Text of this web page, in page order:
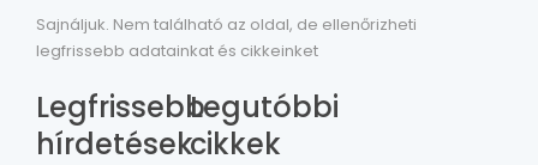
Sajnáljuk. Nem található az oldal, de ellenőrizheti
legfrissebb adatainkat és cikkeinket
Legfrissebb
hírdetések
Legutóbbi
cikkek